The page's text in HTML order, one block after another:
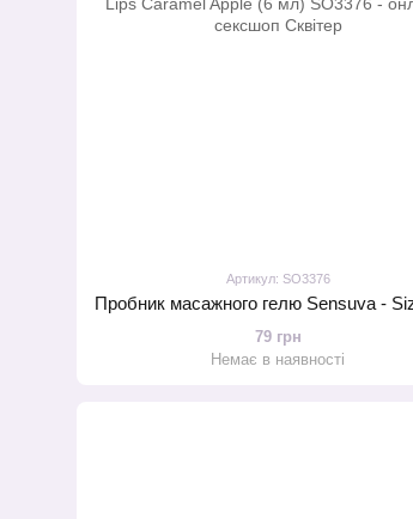
Артикул: SO3376
79 грн
Немає в наявності